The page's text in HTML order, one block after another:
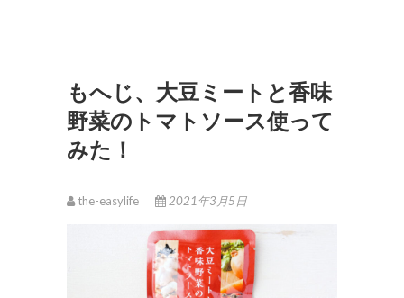
もへじ、大豆ミートと香味
野菜のトマトソース使って
みた！
the-easylife 2021年3月5日